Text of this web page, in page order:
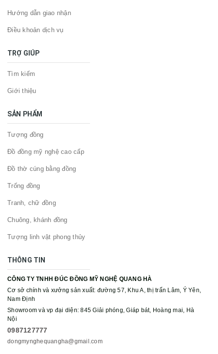
Hướng dẫn giao nhận
Điều khoản dịch vụ
TRỢ GIÚP
Tìm kiếm
Giới thiệu
SẢN PHẨM
Tượng đồng
Đồ đồng mỹ nghệ cao cấp
Đồ thờ cúng bằng đồng
Trống đồng
Tranh, chữ đồng
Chuông, khánh đồng
Tượng linh vật phong thủy
THÔNG TIN
CÔNG TY TNHH ĐÚC ĐỒNG MỸ NGHỆ QUANG HÀ
Cơ sở chính và xưởng sản xuất: đường 57, Khu A, thị trấn Lâm, Ý Yên,
Nam Định
Showroom và vp đại diện: 845 Giải phóng, Giáp bát, Hoàng mai, Hà
Nội
0987127777
dongmynghequangha@gmail.com